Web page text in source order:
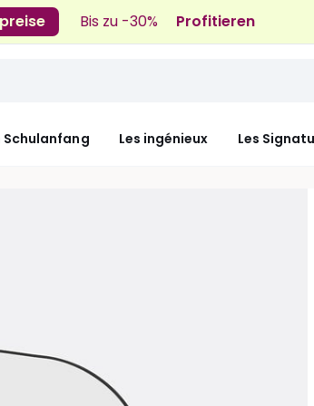
Bis zu -30% Profitieren
Schulanfang Les ingénieux Les